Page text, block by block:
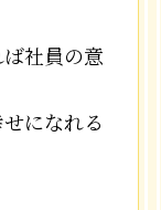
社員の意
になれる